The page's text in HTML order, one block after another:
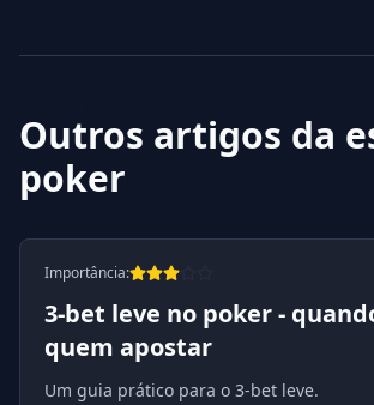
Outros artigos da
poker
Importância:
3-bet leve no poker -
quem apostar
Um guia prático para o 3-bet leve.